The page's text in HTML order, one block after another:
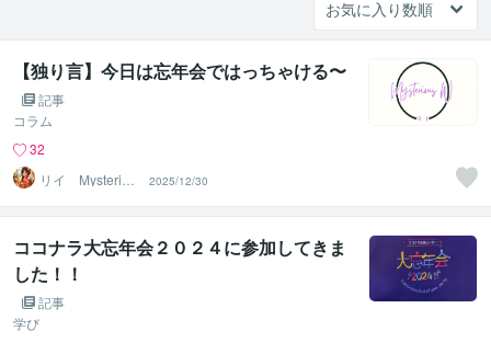
【独り言】今日は忘年会ではっちゃける〜
記事
コラム
32
リイ Mysteriou
s W
2025/12/30
ココナラ大忘年会２０２４に参加してきま
した！！
記事
学び